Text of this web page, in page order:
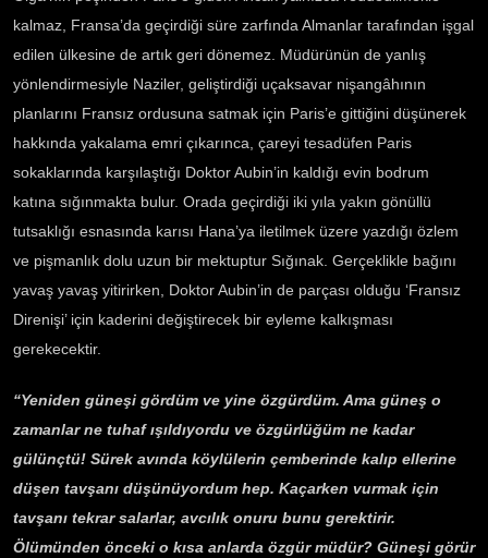
kalmaz, Fransa’da geçirdiği süre zarfında Almanlar tarafından işgal
edilen ülkesine de artık geri dönemez. Müdürünün de yanlış
yönlendirmesiyle Naziler, geliştirdiği uçaksavar nişangâhının
planlarını Fransız ordusuna satmak için Paris’e gittiğini düşünerek
hakkında yakalama emri çıkarınca, çareyi tesadüfen Paris
sokaklarında karşılaştığı Doktor Aubin’in kaldığı evin bodrum
katına sığınmakta bulur. Orada geçirdiği iki yıla yakın gönüllü
tutsaklığı esnasında karısı Hana’ya iletilmek üzere yazdığı özlem
ve pişmanlık dolu uzun bir mektuptur Sığınak. Gerçeklikle bağını
yavaş yavaş yitirirken, Doktor Aubin’in de parçası olduğu ‘Fransız
Direnişi’ için kaderini değiştirecek bir eyleme kalkışması
gerekecektir.
“Yeniden güneşi gördüm ve yine özgürdüm. Ama güneş o
zamanlar ne tuhaf ışıldıyordu ve özgürlüğüm ne kadar
gülünçtü! Sürek avında köylülerin çemberinde kalıp ellerine
düşen tavşanı düşünüyordum hep. Kaçarken vurmak için
tavşanı tekrar salarlar, avcılık onuru bunu gerektirir.
Ölümünden önceki o kısa anlarda özgür müdür? Güneşi görür